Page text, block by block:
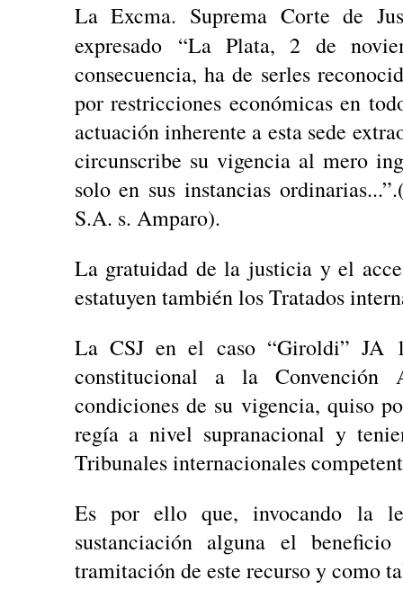
La Excma. Suprema Corte de
expresado
“La Plata, 2 de
consecuencia, ha de serles
por restricciones económicas en
actuación inherente a esta sede
circunscribe su vigencia al mero
solo en sus instancias
S.A. s. Amparo).
La gratuidad de la justicia y el
estatuyen también los Tratados
La CSJ en el caso “Giroldi” JA
constitucional a la Convención
condiciones de su vigencia, quiso
regía a nivel supranacional y
Tribunales internacionales
Es por ello que, invocando la
sustanciación alguna el
tramitación de este recurso y como